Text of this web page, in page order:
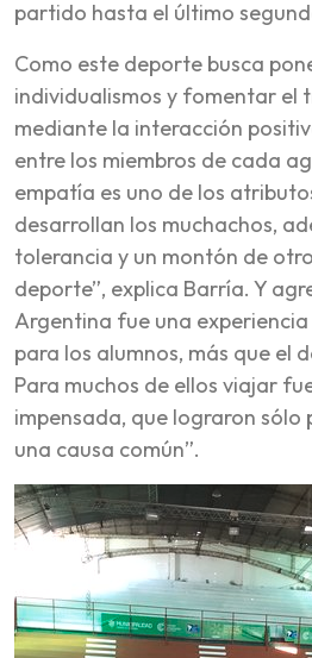
partido hasta el último
Como este deporte busca
individualismos y fomentar el
mediante la interacción
entre los miembros de cada
empatía es uno de los
desarrollan los muchachos,
tolerancia y un montón de
deporte”, explica Barría. Y
Argentina fue una
para los alumnos, más que el
Para muchos de ellos viajar
impensada, que lograron sólo
una causa común”.